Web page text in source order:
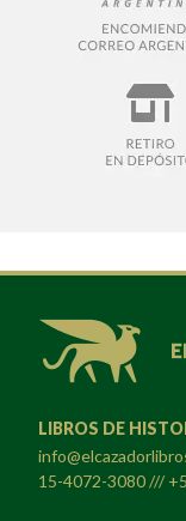
LIBROS DE
15-4072-3080 ///